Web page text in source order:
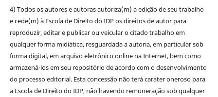
4) Todos os autores e autoras autoriza(m) a edição de seu trabalho
e cede(m) à Escola de Direito do IDP os direitos de autor para
reproduzir, editar e publicar ou veicular o citado trabalho em
qualquer forma midiática, resguardada a autoria, em particular sob
forma digital, em arquivo eletrônico online na Internet, bem como
armazená-los em seu repositório de acordo com o desenvolvimento
do processo editorial. Esta concessão não terá caráter oneroso para
a Escola de Direito do IDP, não havendo remuneração sob qualquer